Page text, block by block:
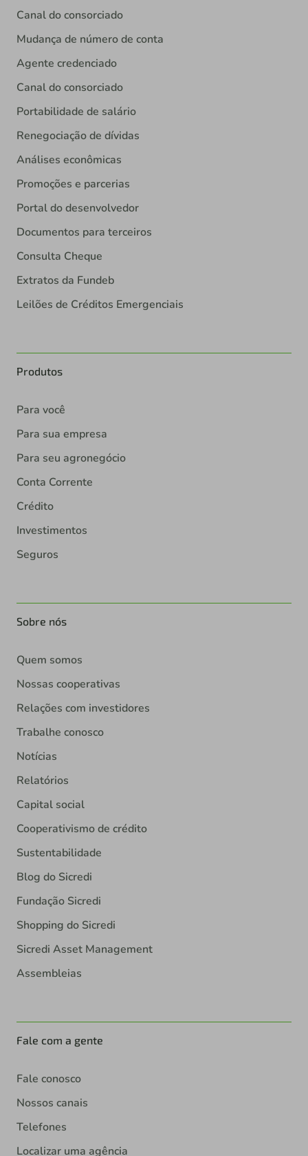
Canal do consorciado
Mudança de número de conta
Agente credenciado
Canal do consorciado
Portabilidade de salário
Renegociação de dívidas
Análises econômicas
Promoções e parcerias
Portal do desenvolvedor
Documentos para terceiros
Consulta Cheque
Extratos da Fundeb
Leilões de Créditos Emergenciais
Produtos
Para você
Para sua empresa
Para seu agronegócio
Conta Corrente
Crédito
Investimentos
Seguros
Sobre nós
Quem somos
Nossas cooperativas
Relações com investidores
Trabalhe conosco
Notícias
Relatórios
Capital social
Cooperativismo de crédito
Sustentabilidade
Blog do Sicredi
Fundação Sicredi
Shopping do Sicredi
Sicredi Asset Management
Assembleias
Fale com a gente
Fale conosco
Nossos canais
Telefones
Localizar uma agência